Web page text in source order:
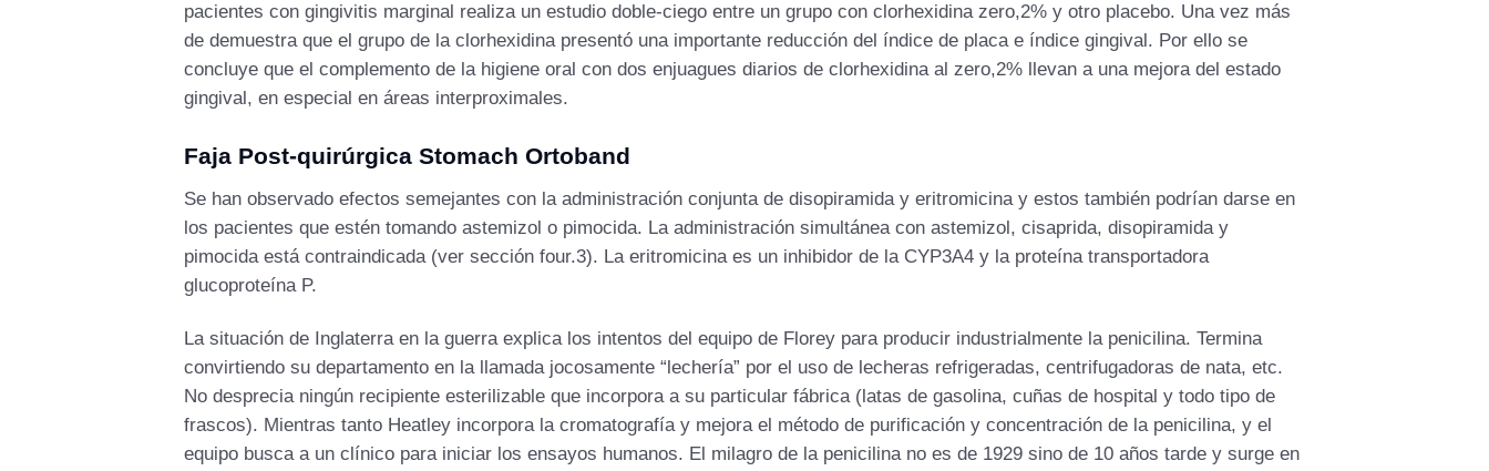
pacientes con gingivitis marginal realiza un estudio doble-ciego entre un grupo con clorhexidina zero,2% y otro placebo. Una vez más
de demuestra que el grupo de la clorhexidina presentó una importante reducción del índice de placa e índice gingival. Por ello se
concluye que el complemento de la higiene oral con dos enjuagues diarios de clorhexidina al zero,2% llevan a una mejora del estado
gingival, en especial en áreas interproximales.
Faja Post-quirúrgica Stomach Ortoband
Se han observado efectos semejantes con la administración conjunta de disopiramida y eritromicina y estos también podrían darse en
los pacientes que estén tomando astemizol o pimocida. La administración simultánea con astemizol, cisaprida, disopiramida y
pimocida está contraindicada (ver sección four.3). La eritromicina es un inhibidor de la CYP3A4 y la proteína transportadora
glucoproteína P.
La situación de Inglaterra en la guerra explica los intentos del equipo de Florey para producir industrialmente la penicilina. Termina
convirtiendo su departamento en la llamada jocosamente “lechería” por el uso de lecheras refrigeradas, centrifugadoras de nata, etc.
No desprecia ningún recipiente esterilizable que incorpora a su particular fábrica (latas de gasolina, cuñas de hospital y todo tipo de
frascos). Mientras tanto Heatley incorpora la cromatografía y mejora el método de purificación y concentración de la penicilina, y el
equipo busca a un clínico para iniciar los ensayos humanos. El milagro de la penicilina no es de 1929 sino de 10 años tarde y surge en